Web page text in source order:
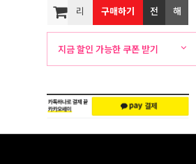
리
뷰
구매하기 전
화
문
해
외
송
지금 할인 가능한 쿠폰 받기